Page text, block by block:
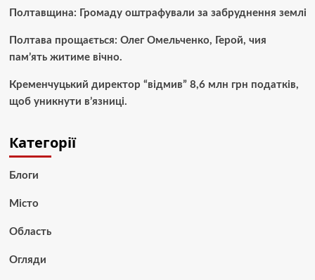
Полтавщина: Громаду оштрафували за забруднення землі
Полтава прощається: Олег Омельченко, Герой, чия
пам’ять житиме вічно.
Кременчуцький директор “відмив” 8,6 млн грн податків,
щоб уникнути в’язниці.
Категорії
Блоги
Місто
Область
Огляди